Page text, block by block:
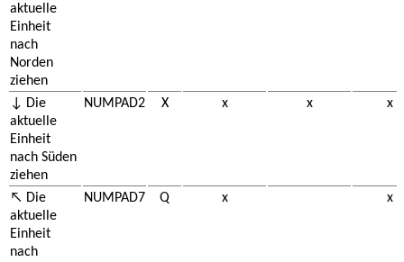
aktuelle
Einheit
nach
Norden
ziehen
↓ Die
aktuelle
Einheit
nach Süden
ziehen
NUMPAD2 X x x x
↖ Die
aktuelle
Einheit
nach
NUMPAD7 Q x x